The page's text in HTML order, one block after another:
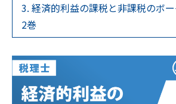
3. 経済的利益の課税と非課税のボ
2巻